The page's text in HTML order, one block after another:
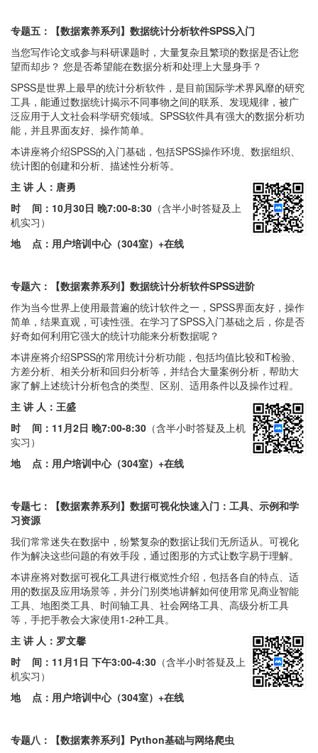
专题五：【数据素养系列】数据统计分析软件SPSS入门
当您写作论文或参与科研课题时，大量复杂且繁琐的数据是否让您
望而却步？ 您是否希望能在数据分析和处理上大显身手？
SPSS是世界上最早的统计分析软件，是目前国际学术界风靡的研究
工具，能通过数据统计揭示不同事物之间的联系、发现规律，被广
泛应用于人文社会科学研究领域。SPSS软件具有强大的数据分析功
能，并且界面友好、操作简单。
本讲座将介绍SPSS的入门基础，包括SPSS操作环境、数据组织、
统计图的创建和分析、描述性分析等。
主 讲 人：唐勇
时 间： 10月30日 晚7:00-8:30 （含半小时答疑及上
机实习）
地 点：用户培训中心（304室）+在线
专题六：【数据素养系列】数据统计分析软件SPSS进阶
作为当今世界上使用最普遍的统计软件之一，SPSS界面友好，操作
简单，结果直观，可读性强。在学习了SPSS入门基础之后，你是否
好奇如何利用它强大的统计功能来分析数据呢？
本讲座将介绍SPSS的常用统计分析功能，包括均值比较和T检验、
方差分析、相关分析和回归分析等，并结合大量案例分析，帮助大
家了解上述统计分析包含的类型、区别、适用条件以及操作过程。
主 讲 人：王盛
时 间： 11月2日 晚7:00-8:30 （含半小时答疑及上机
实习）
地 点：用户培训中心（304室）+在线
专题七：【数据素养系列】数据可视化快速入门：工具、示例和学
习资源
我们常常迷失在数据中，纷繁复杂的数据让我们无所适从。可视化
作为解决这些问题的有效手段，通过图形的方式让数字易于理解。
本讲座将对数据可视化工具进行概览性介绍，包括各自的特点、适
用的数据及应用场景等，并分门别类地讲解如何使用常见商业智能
工具、地图类工具、时间轴工具、社会网络工具、高级分析工具
等，手把手教会大家使用1-2种工具。
主 讲 人：罗文馨
时 间： 11月1日 下午3:00-4:30 （含半小时答疑及上
机实习）
地 点：用户培训中心（304室）+在线
专题八：
【数据素养系列】Python基础与网络爬虫